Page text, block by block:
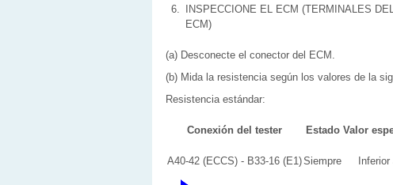
6.
INSPECCIONE EL ECM (TERMINALES
ECM)
(a) Desconecte el conector del ECM.
(b) Mida la resistencia según los valores de la
Resistencia estándar:
Conexión del tester Estado Valor
A40-42 (ECCS) - B33-16 (E1)Siempre